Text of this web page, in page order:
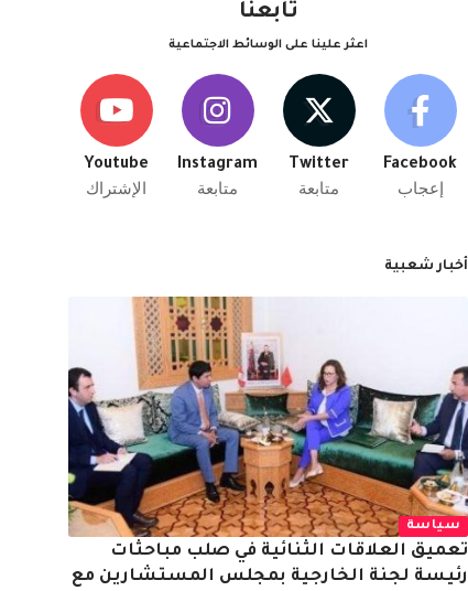
تابعنا
اعثر علينا على الوسائط الاجتماعية
Facebook
إعجاب
Twitter
متابعة
Instagram
متابعة
Youtube
الإشتراك
أخبار شعبية
سياسة
تعميق العلاقات الثنائية في صلب مباحثات
رئيسة لجنة الخارجية بمجلس المستشارين مع